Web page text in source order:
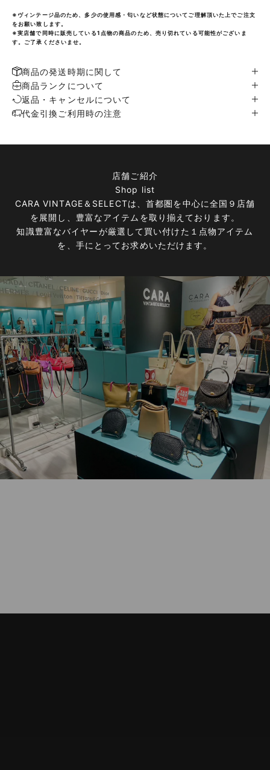
※ヴィンテージ品のため、多少の使用感・匂いなど状態についてご理解頂いた上でご注文
をお願い致します。
※実店舗で同時に販売している1点物の商品のため、売り切れている可能性がございま
す。ご了承くださいませ。
商品の発送時期に関して
商品ランクについて
返品・キャンセルについて
代金引換ご利用時の注意
店舗ご紹介
Shop list
CARA VINTAGE＆SELECTは、首都圏を中心に全国９店舗
を展開し、豊富なアイテムを取り揃えております。
知識豊富なバイヤーが厳選して買い付けた１点物アイテム
を、手にとってお求めいただけます。